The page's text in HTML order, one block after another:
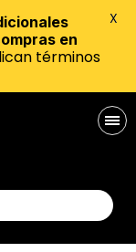
en
términos
X